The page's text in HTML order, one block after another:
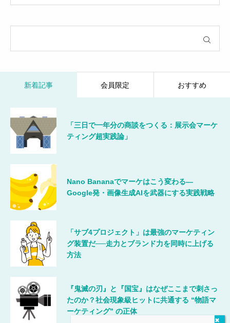
新着記事 会員限定 おすすめ
「三日で一年分の商談をつくる：展示会マーケ
ティング超実践論」
Nano Bananaでマーケはこう変わる―
Google発・画像生成AIを武器にする実践戦略
「サブ4プロジェクト」は最強のマーケティン
グ装置だ──走力とブランド力を同時に上げる
方法
『鬼滅の刃』と『国宝』はなぜここまで刺さっ
たのか？社会現象級ヒットに共通する “物語マ
ーケティング” の正体